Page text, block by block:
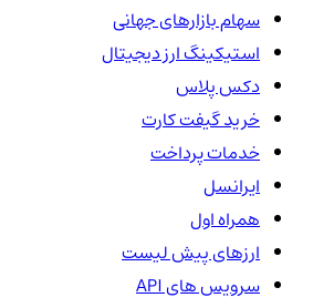
سهام بازارهای جهانی
استیکینگ ارز دیجیتال
دکس پلاس
خرید گیفت کارت
خدمات پرداخت
ایرانسل
همراه اول
ارزهای پیش لیست
سرویس های API